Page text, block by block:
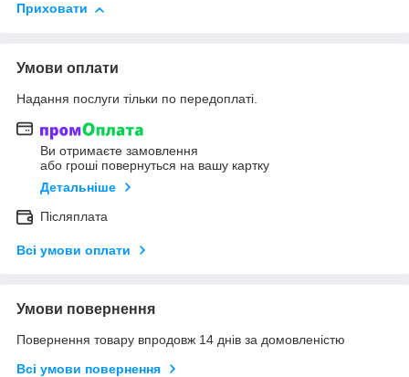
Приховати
Умови оплати
Надання послуги тільки по передоплаті.
Ви отримаєте замовлення
або гроші повернуться на вашу картку
Детальніше
Післяплата
Всі умови оплати
Умови повернення
Повернення товару впродовж 14 днів за домовленістю
Всі умови повернення